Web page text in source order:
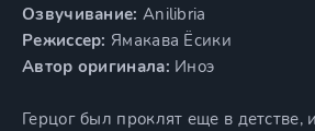
Озвучивание: Anilibria
Режиссер: Ямакава Ёсики
Автор оригинала: Иноэ
Герцог был проклят еще в детстве,